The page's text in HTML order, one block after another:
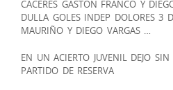
CACERES GASTON FRANCO Y
DULLA GOLES INDEP DOLORES 3
MAURIÑO Y DIEGO VARGAS …
EN UN ACIERTO JUVENIL DEJO
PARTIDO DE RESERVA